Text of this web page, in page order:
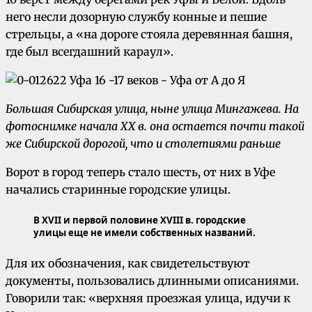
него несли дозорную службу конные и пешие
стрельцы, а «на дороге стояла деревянная башня,
где был всегдашний караул».
Большая Сибирская улица, ныне улица Мингажева. На
фотоснимке начала XX в. она остается почти такой
же Сибирской дорогой, что и столетиями раньше
Ворот в город теперь стало шесть, от них в Уфе
начались старинные городские улицы.
В XVII и первой половине XVIII в. городские
улицы еще не имели собственных названий.
Для их обозначения, как свидетельствуют
документы, пользовались длинными описаниями.
Говорили так: «верхняя проезжая улица, идучи к